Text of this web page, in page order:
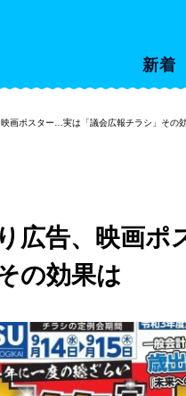
新着
画ポスター…実は「議会広報チラシ」その
広告、映画
の効果は